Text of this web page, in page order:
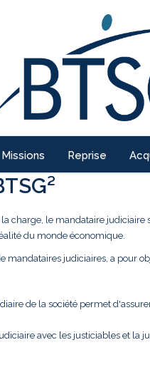
Missions Reprise
charge, le mandataire
du monde économique.
mandataires judiciaires, a
de la société permet
avec les justiciables et la